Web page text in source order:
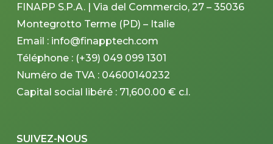
FINAPP S.P.A. | Via del Commercio, 27 – 35036
Montegrotto Terme (PD) – Italie
Email : info@finapptech.com
Téléphone : (+39) 049 099 1301
Numéro de TVA : 04600140232
Capital social libéré : 71,600.00 € c.l.
SUIVEZ-NOUS